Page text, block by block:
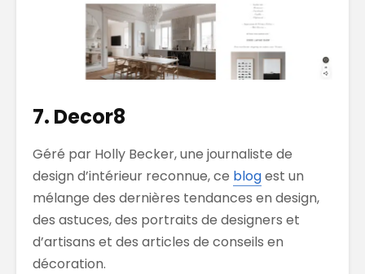
7. Decor8
Géré par Holly Becker, une journaliste de
design d’intérieur reconnue, ce blogest un
mélange des dernières tendances en design,
des astuces, des portraits de designers et
d’artisans et des articles de conseils en
décoration.